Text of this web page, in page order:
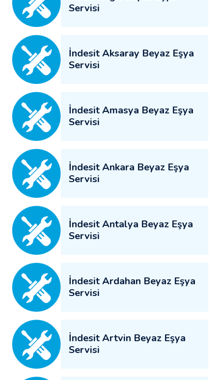
Servisi
İndesit Aksaray Beyaz Eşya
Servisi
İndesit Amasya Beyaz Eşya
Servisi
İndesit Ankara Beyaz Eşya
Servisi
İndesit Antalya Beyaz Eşya
Servisi
İndesit Ardahan Beyaz Eşya
Servisi
İndesit Artvin Beyaz Eşya
Servisi